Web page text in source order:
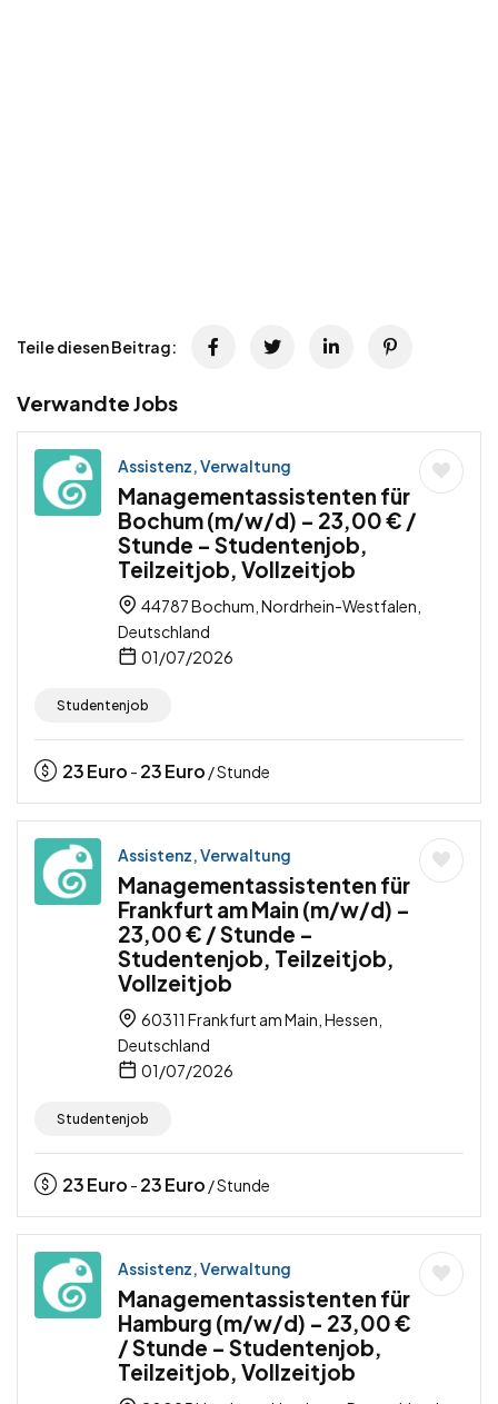
Teile diesen Beitrag:
Verwandte Jobs
Assistenz, Verwaltung
Managementassistenten für
Bochum (m/w/d) – 23,00 € /
Stunde – Studentenjob,
Teilzeitjob, Vollzeitjob
44787 Bochum, Nordrhein-Westfalen,
Deutschland
01/07/2026
Studentenjob
23Euro - 23Euro / Stunde
Assistenz, Verwaltung
Managementassistenten für
Frankfurt am Main (m/w/d) –
23,00 € / Stunde –
Studentenjob, Teilzeitjob,
Vollzeitjob
60311 Frankfurt am Main, Hessen,
Deutschland
01/07/2026
Studentenjob
23Euro - 23Euro / Stunde
Assistenz, Verwaltung
Managementassistenten für
Hamburg (m/w/d) – 23,00 €
/ Stunde – Studentenjob,
Teilzeitjob, Vollzeitjob